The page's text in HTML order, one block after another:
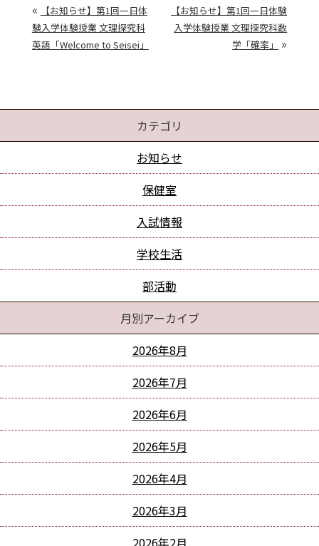
«
【お知らせ】第1回一日体
験入学体験授業 文理探究科
英語「Welcome to Seisei」
【お知らせ】第1回一日体験
入学体験授業 文理探究科数
学「確率」
»
カテゴリ
お知らせ
保健室
入試情報
学校生活
部活動
月別アーカイブ
2026年8月
2026年7月
2026年6月
2026年5月
2026年4月
2026年3月